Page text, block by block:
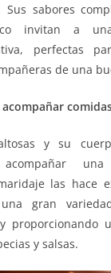
sabores
invitan a
perfectas
de una
y su
las hace
gran
proporcionando
y salsas.